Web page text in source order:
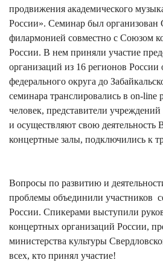
продвижения академического
России». Семинар был организован
филармонией совместно с Союзом
России. В нем приняли участие
организаций из 16 регионов России
федерального округа до
семинара транслировались в on-
человек, представители
и осуществляют свою деятельность
концертные залы, подключились к
Вопросы по развитию и
проблемы объединили участников
России. Спикерами выступили
концертных организаций России,
министерства культуры
всех, кто принял участие!